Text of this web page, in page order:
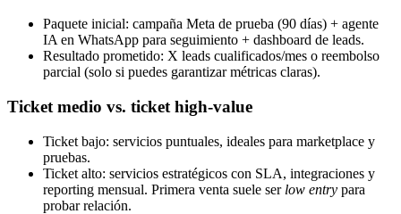
Paquete inicial: campaña Meta de prueba (90 días) + agente
IA en WhatsApp para seguimiento + dashboard de leads.
Resultado prometido: X leads cualificados/mes o reembolso
parcial (solo si puedes garantizar métricas claras).
Ticket medio vs. ticket high‑value
Ticket bajo: servicios puntuales, ideales para marketplace y
pruebas.
Ticket alto: servicios estratégicos con SLA, integraciones y
reporting mensual. Primera venta suele ser low entry para
probar relación.